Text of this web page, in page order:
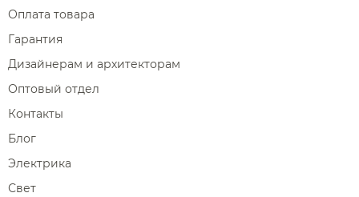
Оплата товара
Гарантия
Дизайнерам и архитекторам
Оптовый отдел
Контакты
Блог
Электрика
Свет